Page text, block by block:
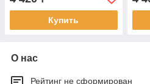
Купить
О нас
Рейтинг не сформирован